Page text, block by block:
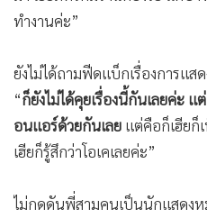
ทำงานค่ะ”
ยังไม่ได้ถามฟีดแบ็กเรื่องการแสด
“ก็ยังไม่ได้คุยเรื่องนี้กันเลยค่ะ แ
อนแอร์ด้วยกันเลย แต่คือก็เฮียก็
เฮียก็รู้สึกว่าโอเคเลยค่ะ”
ไม่กดดันพี่สามคนเป็นนักแสดง